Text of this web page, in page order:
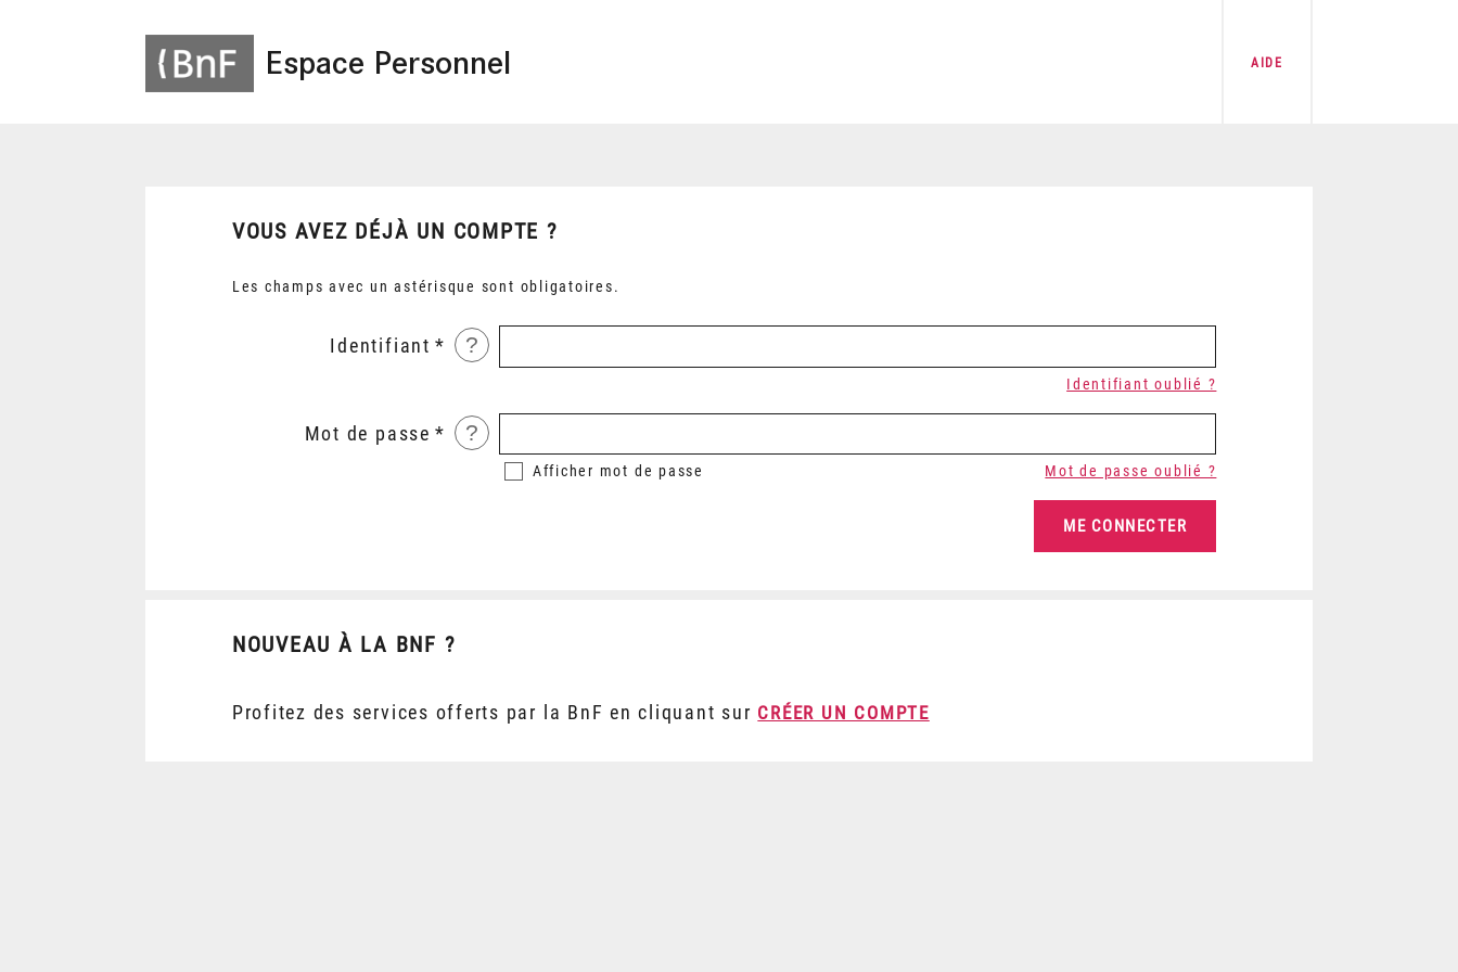
Espace Personnel AIDE
VOUS AVEZ DÉJÀ UN COMPTE ?
Les champs avec un astérisque sont obligatoires.
Identifiant ?
Identifiant oublié ?
Mot de passe ?
Afficher mot de passe Mot de passe oublié ?
NOUVEAU À LA BNF ?
Profitez des services offerts par la BnF en cliquant sur CRÉER UN COMPTE